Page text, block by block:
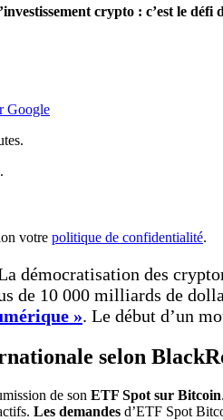
crypto : c’est le
Google
votre politique de confidentialité.
démocratisation des
de 10 000 milliards de
». Le début d’un
selon
de son ETF Spot sur Bitcoin
Les demandes d’ETF Spot